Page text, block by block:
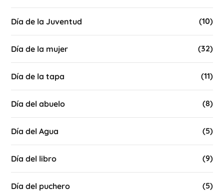
Día de la Juventud (10)
Día de la mujer (32)
Día de la tapa (11)
Día del abuelo (8)
Día del Agua (5)
Día del libro (9)
Día del puchero (5)